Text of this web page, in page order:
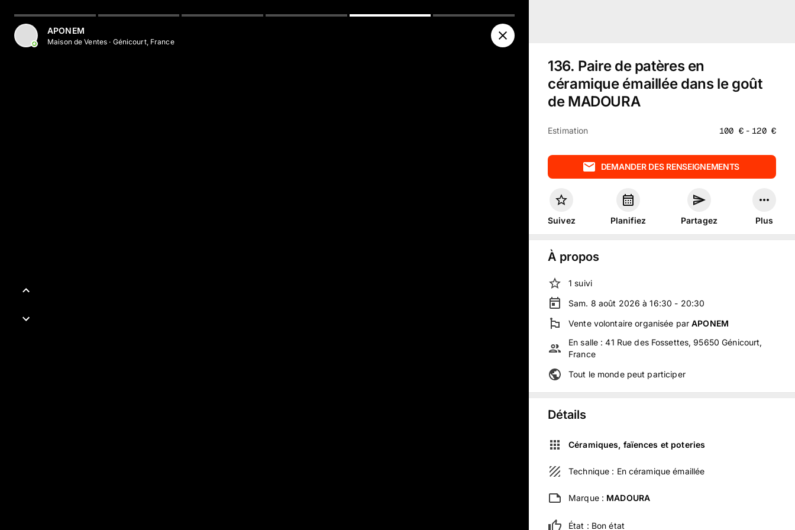
APONEM
Maison de Ventes · Génicourt, France
136. Paire de patères en
céramique émaillée dans le goût
de MADOURA
Estimation 100 €- 120 €
DEMANDER DES RENSEIGNEMENTS
Suivez Planifiez Partagez Plus
À propos
1 suivi
Sam. 8 août 2026 à 16:30 - 20:30
Vente volontaire organisée parAPONEM
En salle :41 Rue des Fossettes, 95650 Génicourt,
France
Tout le monde peut participer
Détails
Céramiques, faïences et poteries
Technique : En céramique émaillée
Marque : MADOURA
État : Bon état